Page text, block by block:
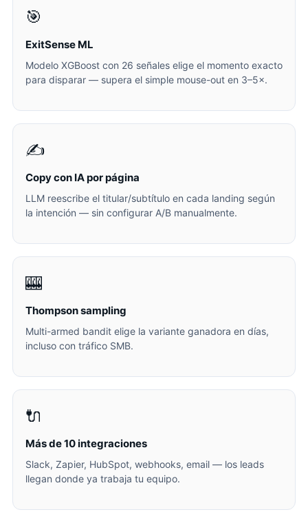
🎯
ExitSense ML
Modelo XGBoost con 26 señales elige el momento exacto
para disparar — supera el simple mouse-out en 3–5×.
✍️
Copy con IA por página
LLM reescribe el titular/subtítulo en cada landing según
la intención — sin configurar A/B manualmente.
🎰
Thompson sampling
Multi-armed bandit elige la variante ganadora en días,
incluso con tráfico SMB.
🔌
Más de 10 integraciones
Slack, Zapier, HubSpot, webhooks, email — los leads
llegan donde ya trabaja tu equipo.